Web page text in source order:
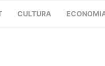
CULTURA